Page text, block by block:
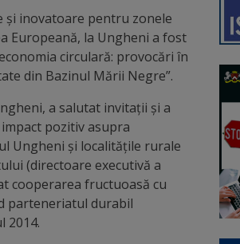
și inovatoare pentru zonele
Europeană, la Ungheni a fost
circulară: provocări în
din Bazinul Mării Negre”.
a salutat invitații și a
pozitiv asupra
Ungheni și localitățile rurale
(directoare executivă a
cooperarea fructuoasă cu
parteneriatul durabil
2014.